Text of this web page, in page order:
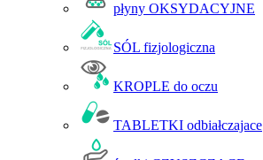
płyny OKSYDACYJNE
SÓL fizjologiczna
KROPLE do oczu
TABLETKI odbiałczajace